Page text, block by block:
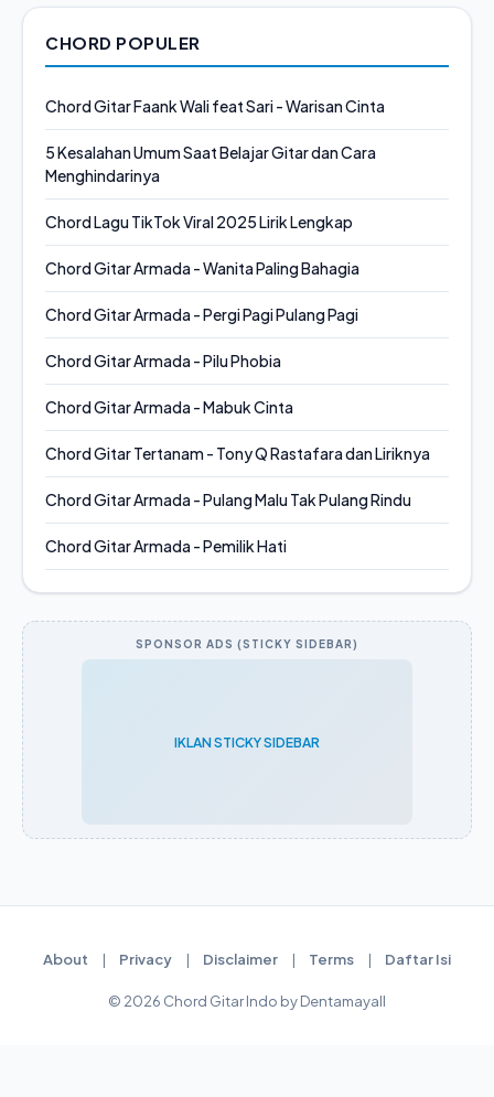
CHORD POPULER
Chord Gitar Faank Wali feat Sari - Warisan Cinta
5 Kesalahan Umum Saat Belajar Gitar dan Cara
Menghindarinya
Chord Lagu TikTok Viral 2025 Lirik Lengkap
Chord Gitar Armada - Wanita Paling Bahagia
Chord Gitar Armada - Pergi Pagi Pulang Pagi
Chord Gitar Armada - Pilu Phobia
Chord Gitar Armada - Mabuk Cinta
Chord Gitar Tertanam - Tony Q Rastafara dan Liriknya
Chord Gitar Armada - Pulang Malu Tak Pulang Rindu
Chord Gitar Armada - Pemilik Hati
SPONSOR ADS (STICKY SIDEBAR)
IKLAN STICKY SIDEBAR
About | Privacy | Disclaimer | Terms | Daftar Isi
© 2026 Chord Gitar Indo by Dentamayall